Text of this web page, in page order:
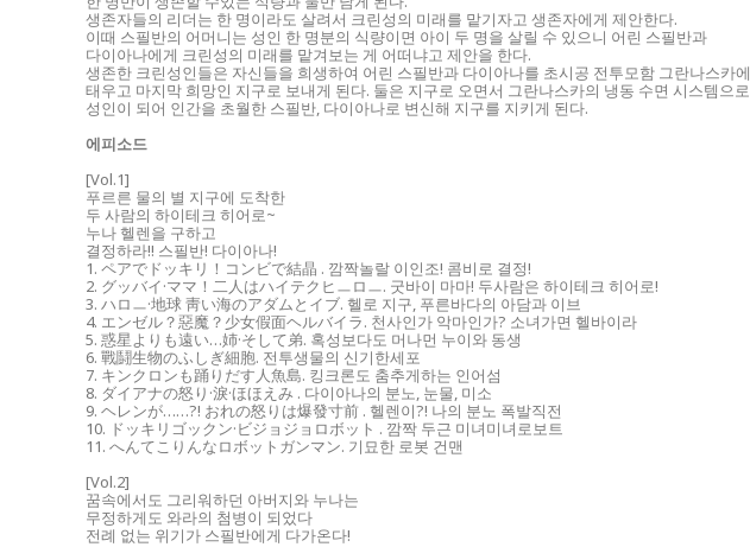
생존자들의 리더는 한 명이라도 살려서 크린성의 미래를 맡기자고 생존자에게 제안한다.
이때 스필반의 어머니는 성인 한 명분의 식량이면 아이 두 명을 살릴 수 있으니 어린 스필반과
다이아나에게 크린성의 미래를 맡겨보는 게 어떠냐고 제안을 한다.
생존한 크린성인들은 자신들을 희생하여 어린 스필반과 다이아나를 초시공 전투모함 그란나스카에
태우고 마지막 희망인 지구로 보내게 된다. 둘은 지구로 오면서 그란나스카의 냉동 수면 시스템으로
성인이 되어 인간을 초월한 스필반, 다이아나로 변신해 지구를 지키게 된다.
에피소드
[Vol.1]
푸르른 물의 별 지구에 도착한
두 사람의 하이테크 히어로~
누나 헬렌을 구하고
결정하라!! 스필반! 다이아나!
1. ペアでドッキリ！コンビで結晶 . 깜짝놀랄 이인조! 콤비로 결정!
2. グッバイ·ママ！二人はハイテクヒㅡロㅡ. 굿바이 마마! 두사람은 하이테크 히어로!
3. ハロㅡ·地球 靑い海のアダムとイブ. 헬로 지구, 푸른바다의 아담과 이브
4. エンゼル？惡魔？少女假面ヘルバイラ. 천사인가 악마인가? 소녀가면 헬바이라
5. 惑星よりも遠い…姉·そして弟. 혹성보다도 머나먼 누이와 동생
6. 戰鬪生物のふしぎ細胞. 전투생물의 신기한세포
7. キンクロンも踊りだす人魚島. 킹크론도 춤추게하는 인어섬
8. ダイアナの怒り·淚·ほほえみ . 다이아나의 분노, 눈물, 미소
9. ヘレンが……?! おれの怒りは爆發寸前 . 헬렌이?! 나의 분노 폭발직전
10. ドッキリゴックン·ビジョジョロボット . 깜짝 두근 미녀미녀로보트
11. へんてこりんなロボットガンマン. 기묘한 로봇 건맨
[Vol.2]
꿈속에서도 그리워하던 아버지와 누나는
무정하게도 와라의 첨병이 되었다
전례 없는 위기가 스필반에게 다가온다!